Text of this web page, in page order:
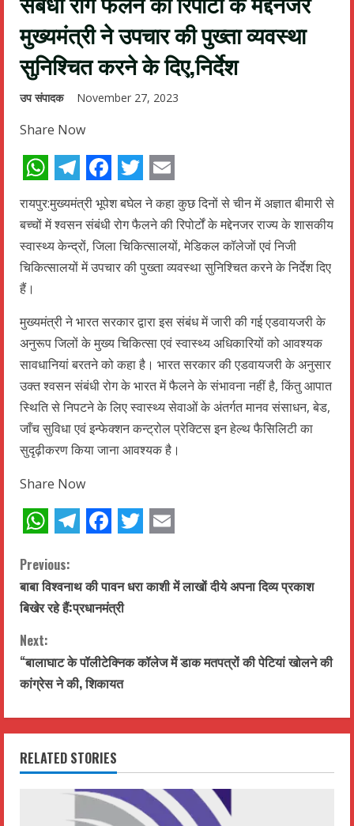
मुख्यमंत्री ने उपचार की पुख्ता व्यवस्था
सुनिश्चित करने के दिए,निर्देश
उप संपादक November 27, 2023
Share Now
WhatsApp
Telegram
Facebook
Twitter
Email
रायपुर:मुख्यमंत्री भूपेश बघेल ने कहा कुछ दिनों से चीन में अज्ञात बीमारी से
बच्चों में श्वसन संबंधी रोग फैलने की रिपोर्टों के मद्देनजर राज्य के शासकीय
स्वास्थ्य केन्द्रों, जिला चिकित्सालयों, मेडिकल कॉलेजों एवं निजी
चिकित्सालयों में उपचार की पुख्ता व्यवस्था सुनिश्चित करने के निर्देश दिए
हैं।
मुख्यमंत्री ने भारत सरकार द्वारा इस संबंध में जारी की गई एडवायजरी के
अनुरूप जिलों के मुख्य चिकित्सा एवं स्वास्थ्य अधिकारियों को आवश्यक
सावधानियां बरतने को कहा है। भारत सरकार की एडवायजरी के अनुसार
उक्त श्वसन संबंधी रोग के भारत में फैलने के संभावना नहीं है, किंतु आपात
स्थिति से निपटने के लिए स्वास्थ्य सेवाओं के अंतर्गत मानव संसाधन, बेड,
जाँच सुविधा एवं इन्फेक्शन कन्ट्रोल प्रेक्टिस इन हेल्थ फैसिलिटी का
सुदृढ़ीकरण किया जाना आवश्यक है।
Share Now
C
o
n
t
n
u
Previous:
बाबा विश्वनाथ की पावन धरा काशी में लाखों दीये अपना दिव्य प्रकाश
बिखेर रहे हैं:प्रधानमंत्री
Next:
“बालाघाट के पॉलीटेक्निक कॉलेज में डाक मतपत्रों की पेटियां खोलने की
कांग्रेस ने की, शिकायत
RELATED STORIES